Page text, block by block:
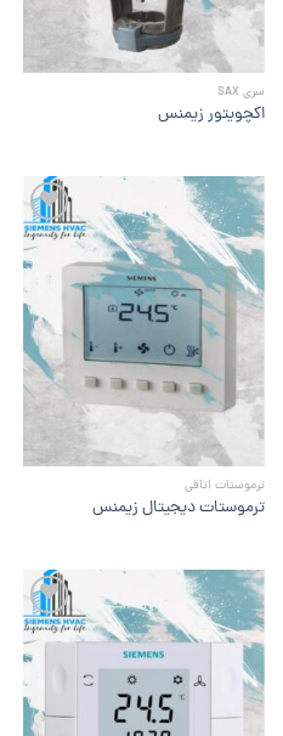
سری SAX
اکچویتور زیمنس
افزودن
علاقه
مندی
ترموستات اتاقی
ترموستات دیجیتال زیمنس
علاقه
مندی